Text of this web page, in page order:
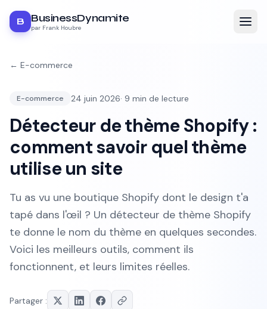
B BusinessDynamite
par Frank Houbre
← E-commerce
E-commerce 24 juin 2026· 9 min de lecture
Détecteur de thème Shopify :
comment savoir quel thème
utilise un site
Tu as vu une boutique Shopify dont le design t'a
tapé dans l'œil ? Un détecteur de thème Shopify
te donne le nom du thème en quelques secondes.
Voici les meilleurs outils, comment ils
fonctionnent, et leurs limites réelles.
Partager :